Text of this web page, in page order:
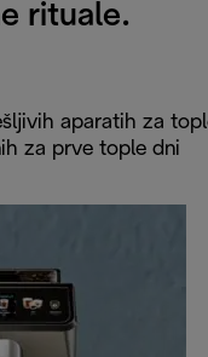
rituale.
aparatih za
za prve tople dni